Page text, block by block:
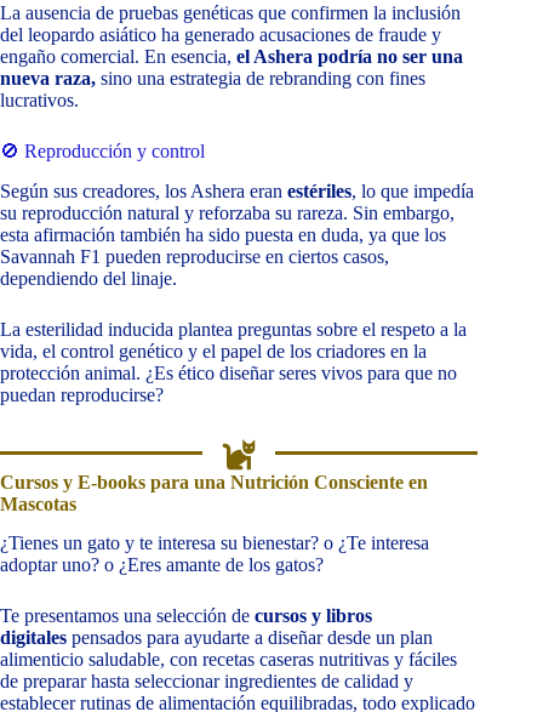
La ausencia de pruebas genéticas que confirmen la inclusión
del leopardo asiático ha generado acusaciones de fraude y
engaño comercial. En esencia, el Ashera podría no ser una
nueva raza, sino una estrategia de rebranding con fines
lucrativos.
🚫 Reproducción y control
Según sus creadores, los Ashera eran estériles, lo que impedía
su reproducción natural y reforzaba su rareza. Sin embargo,
esta afirmación también ha sido puesta en duda, ya que los
Savannah F1 pueden reproducirse en ciertos casos,
dependiendo del linaje.
La esterilidad inducida plantea preguntas sobre el respeto a la
vida, el control genético y el papel de los criadores en la
protección animal. ¿Es ético diseñar seres vivos para que no
puedan reproducirse?
Cursos y E-books para una Nutrición Consciente en
Mascotas
¿Tienes un gato y te interesa su bienestar? o ¿Te interesa
adoptar uno? o ¿Eres amante de los gatos?
Te presentamos una selección de cursos y libros
digitales pensados para ayudarte a diseñar desde un plan
alimenticio saludable, con recetas caseras nutritivas y fáciles
de preparar hasta seleccionar ingredientes de calidad y
establecer rutinas de alimentación equilibradas, todo explicado